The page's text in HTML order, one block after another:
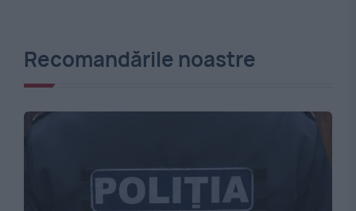
Recomandările noastre